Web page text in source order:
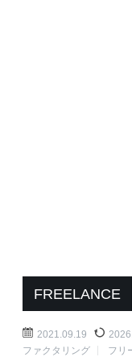
FREELANCE
2021.09.19
ファクタリング
フリ